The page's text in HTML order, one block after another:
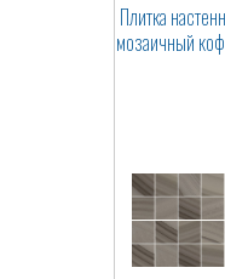
Плитка
мозаичный